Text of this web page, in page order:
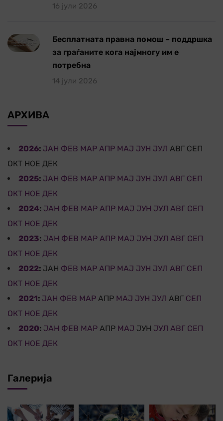
16 јули 2026
Бесплатната правна помош – поддршка
за граѓаните кога најмногу им е
потребна
14 јули 2026
АРХИВА
2026: ЈАН ФЕВ МАР АПР МАЈ ЈУН ЈУЛ АВГ СЕП
ОКТ НОЕ ДЕК
2025: ЈАН ФЕВ МАР АПР МАЈ ЈУН ЈУЛ АВГ СЕП
ОКТ НОЕ ДЕК
2024: ЈАН ФЕВ МАР АПР МАЈ ЈУН ЈУЛ АВГ СЕП
ОКТ НОЕ ДЕК
2023: ЈАН ФЕВ МАР АПР МАЈ ЈУН ЈУЛ АВГ СЕП
ОКТ НОЕ ДЕК
2022: ЈАН ФЕВ МАР АПР МАЈ ЈУН ЈУЛ АВГ СЕП
ОКТ НОЕ ДЕК
2021: ЈАН ФЕВ МАР АПР МАЈ ЈУН ЈУЛ АВГ СЕП
ОКТ НОЕ ДЕК
2020: ЈАН ФЕВ МАР АПР МАЈ ЈУН ЈУЛ АВГ СЕП
ОКТ НОЕ ДЕК
Галерија